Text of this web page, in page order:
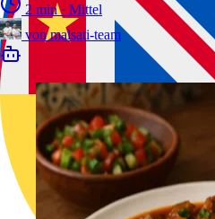
2 min · Mittel
von malsati-team